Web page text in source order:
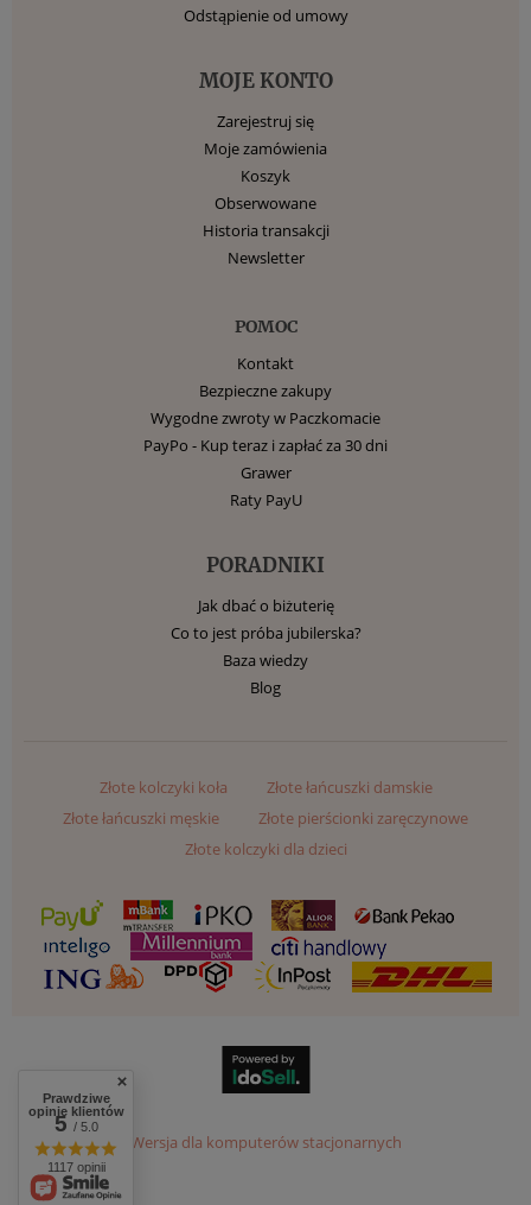
Odstąpienie od umowy
MOJE KONTO
Zarejestruj się
Moje zamówienia
Koszyk
Obserwowane
Historia transakcji
Newsletter
POMOC
Kontakt
Bezpieczne zakupy
Wygodne zwroty w Paczkomacie
PayPo - Kup teraz i zapłać za 30 dni
Grawer
Raty PayU
PORADNIKI
Jak dbać o biżuterię
Co to jest próba jubilerska?
Baza wiedzy
Blog
Złote kolczyki koła
Złote łańcuszki damskie
Złote łańcuszki męskie
Złote pierścionki zaręczynowe
Złote kolczyki dla dzieci
Wersja dla komputerów stacjonarnych
Prawdziwe
opinie klientów
5/ 5.0
1117 opinii